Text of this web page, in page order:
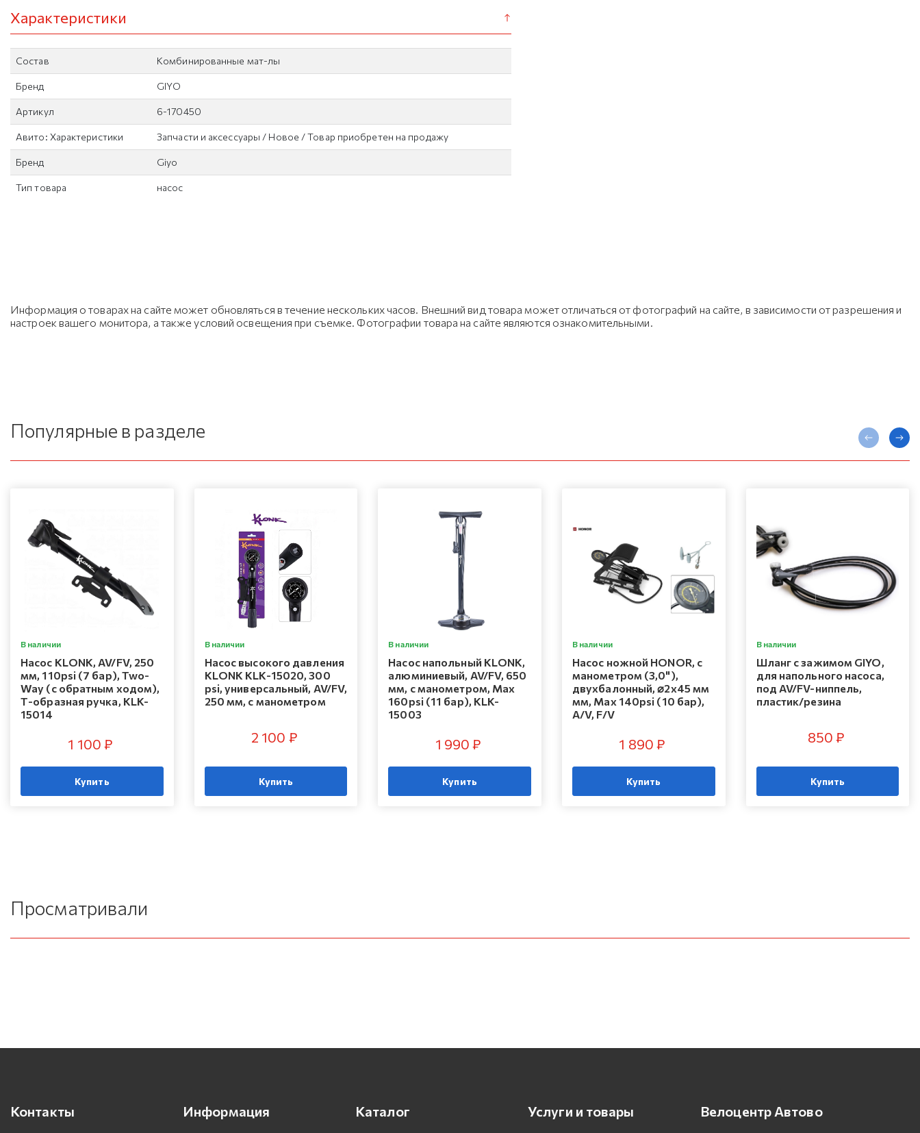
Характеристики
Состав Комбинированные мат-лы
Бренд GIYO
Артикул 6-170450
Авито: Характеристики Запчасти и аксессуары / Новое / Товар приобретен на продажу
Бренд Giyo
Тип товара насос
Информация о товарах на сайте может обновляться в течение нескольких часов. Внешний вид товара может отличаться от фотографий на сайте, в зависимости от разрешения и
настроек вашего монитора, а также условий освещения при съемке. Фотографии товара на сайте являются ознакомительными.
Популярные в разделе
В наличии
Насос KLONK, AV/FV, 250
мм, 110psi (7 бар), Two-
Way (с обратным ходом),
Т-образная ручка, KLK-
15014
1 100 ₽
Купить
В наличии
Насос высокого давления
KLONK KLK-15020, 300
psi, универсальный, AV/FV,
250 мм, с манометром
2 100 ₽
Купить
В наличии
Насос напольный KLONK,
алюминиевый, AV/FV, 650
мм, с манометром, Мax
160psi (11 бар), KLK-
15003
1 990 ₽
Купить
В наличии
Насос ножной HONOR, с
манометром (3,0"),
двухбалонный, ⌀2х45 мм
мм, Мax 140psi (10 бар),
A/V, F/V
1 890 ₽
Купить
В наличии
Шланг с зажимом GIYO,
для напольного насоса,
под AV/FV-ниппель,
пластик/резина
850 ₽
Купить
Просматривали
Контакты Информация Каталог Услуги и товары Велоцентр Автово